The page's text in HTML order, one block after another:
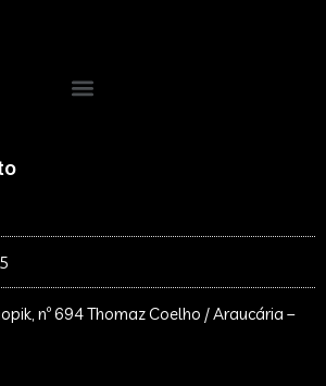
nº 694 Thomaz Coelho / Araucária –